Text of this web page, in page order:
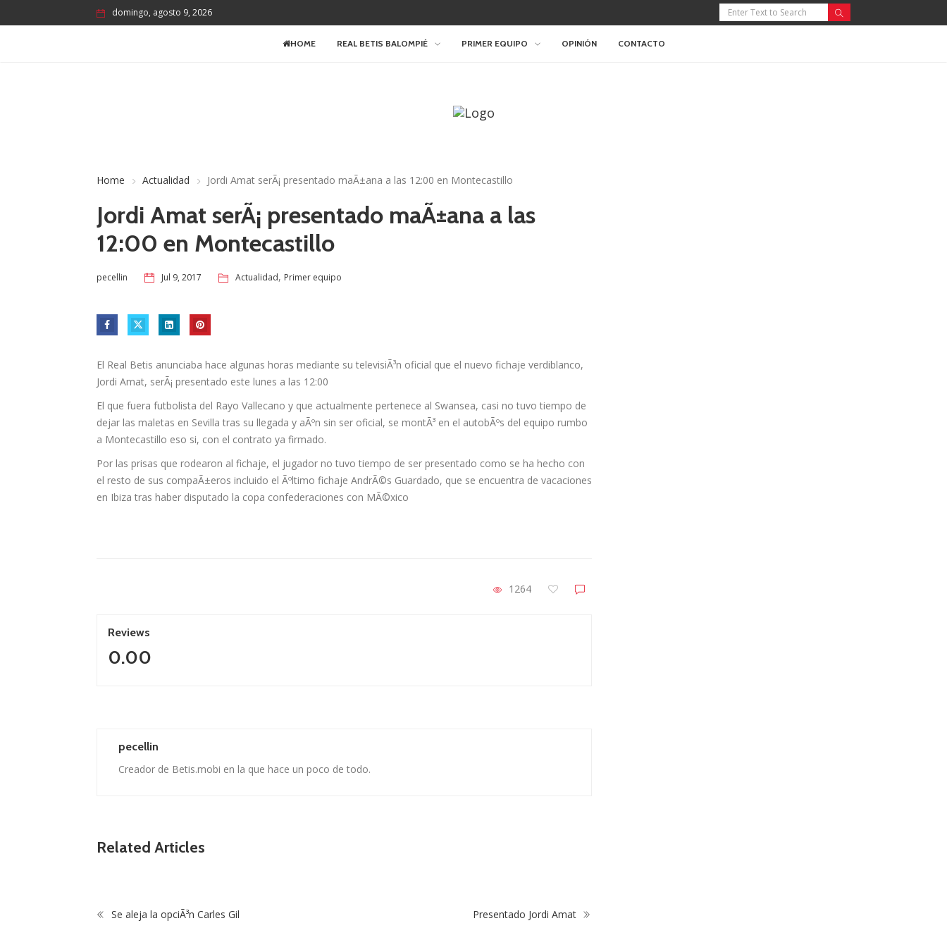
domingo, agosto 9, 2026
HOME REAL BETIS BALOMPIÉ PRIMER EQUIPO OPINIÓN CONTACTO
Home Actualidad Jordi Amat serÃ¡ presentado maÃ±ana a las 12:00 en Montecastillo
Jordi Amat serÃ¡ presentado maÃ±ana a las
12:00 en Montecastillo
pecellin Jul 9, 2017 Actualidad, Primer equipo
El Real Betis anunciaba hace algunas horas mediante su televisiÃ³n oficial que el nuevo fichaje verdiblanco,
Jordi Amat, serÃ¡ presentado este lunes a las 12:00
El que fuera futbolista del Rayo Vallecano y que actualmente pertenece al Swansea, casi no tuvo tiempo de
dejar las maletas en Sevilla tras su llegada y aÃºn sin ser oficial, se montÃ³ en el autobÃºs del equipo rumbo
a Montecastillo eso si, con el contrato ya firmado.
Por las prisas que rodearon al fichaje, el jugador no tuvo tiempo de ser presentado como se ha hecho con
el resto de sus compaÃ±eros incluido el Ãºltimo fichaje AndrÃ©s Guardado, que se encuentra de vacaciones
en Ibiza tras haber disputado la copa confederaciones con MÃ©xico
1264
Reviews
0.00
pecellin
Creador de Betis.mobi en la que hace un poco de todo.
Related Articles
Se aleja la opciÃ³n Carles Gil Presentado Jordi Amat